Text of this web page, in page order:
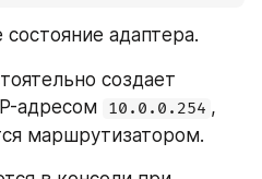
адаптера.
создает
адресом 10.0.0.254 ,
маршрутизатором.